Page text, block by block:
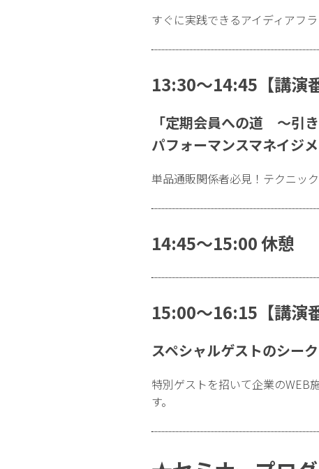
すぐに実践できるアイディアフ
13:30〜14:45【講演
「定期会員への道 〜引
パフォーマンスマネイ
単品通販関係者必見！テクニッ
14:45〜15:00 休憩
15:00〜16:15【講演
スペシャルゲストのシー
特別ゲストを招いて企業のWEB
す。